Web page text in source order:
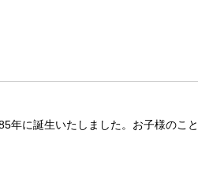
年に誕生いたしました。お子様のこ